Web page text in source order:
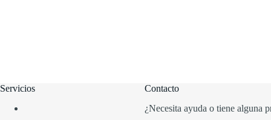
Servicios
Contacto
¿Necesita ayuda o tiene alguna